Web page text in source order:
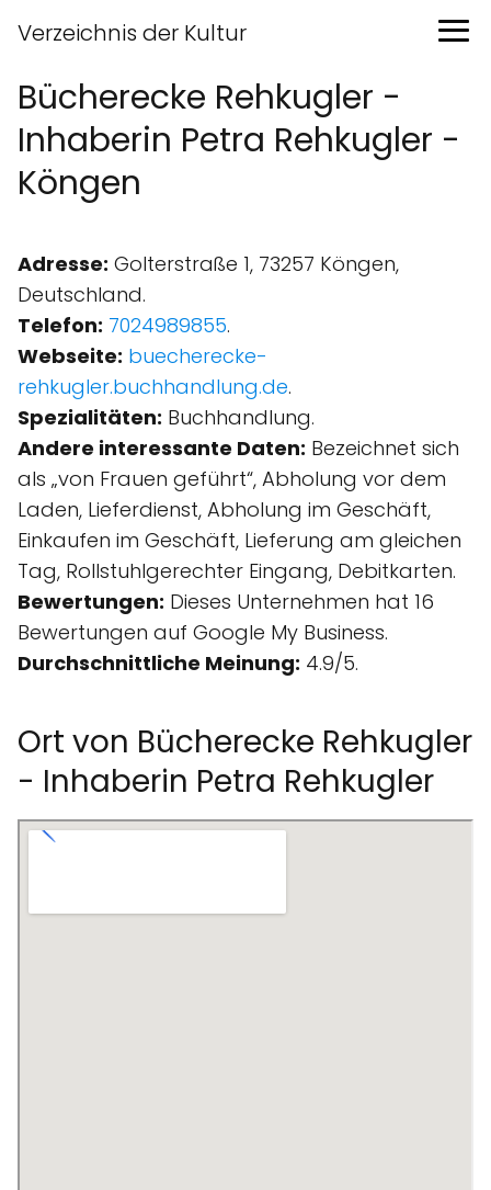
Verzeichnis der Kultur
Bücherecke Rehkugler -
Inhaberin Petra Rehkugler -
Köngen
Adresse: Golterstraße 1, 73257 Köngen,
Deutschland.
Telefon: 7024989855.
Webseite: buecherecke-
rehkugler.buchhandlung.de.
Spezialitäten: Buchhandlung.
Andere interessante Daten: Bezeichnet sich
als „von Frauen geführt“, Abholung vor dem
Laden, Lieferdienst, Abholung im Geschäft,
Einkaufen im Geschäft, Lieferung am gleichen
Tag, Rollstuhlgerechter Eingang, Debitkarten.
Bewertungen: Dieses Unternehmen hat 16
Bewertungen auf Google My Business.
Durchschnittliche Meinung: 4.9/5.
Ort von Bücherecke Rehkugler
- Inhaberin Petra Rehkugler